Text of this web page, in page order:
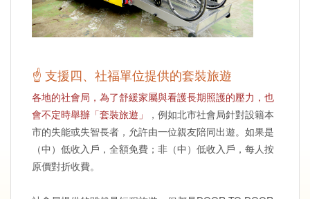
☝ 支援四、社福單位提供的套裝旅遊
各地的社會局，為了舒緩家屬與看護長期照護的壓力，也
會不定時舉辦「套裝旅遊」
，例如北市社會局針對設籍本
市的失能或失智長者，允許由一位親友陪同出遊。如果是
（中）低收入戶，全額免費；非（中）低收入戶，每人按
原價對折收費。